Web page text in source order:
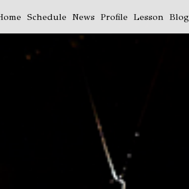
Schedule News Profile Lesson Blog